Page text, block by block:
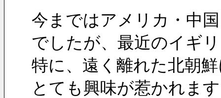
今まではアメリカ・中
でしたが、最近のイギ
特に、遠く離れた北朝
とても興味が惹かれま